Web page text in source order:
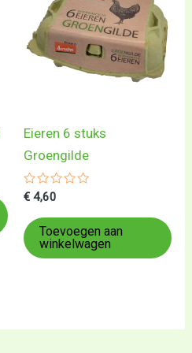
Eieren 6 stuks
Groengilde
Gewaardeerd
uit
5
€ 4,60
Toevoegen aan
winkelwagen